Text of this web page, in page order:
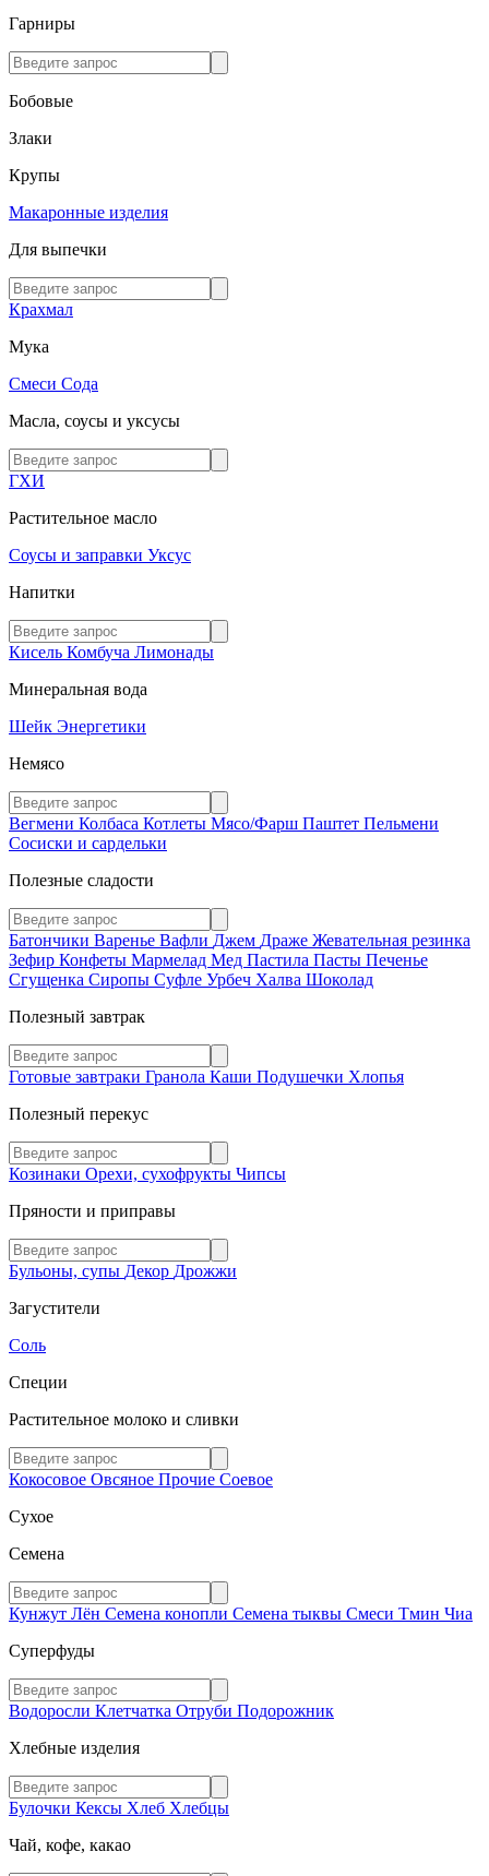
Гарниры
Бобовые
Злаки
Крупы
Макаронные изделия
Для выпечки
Крахмал
Мука
Смеси Сода
Масла, соусы и уксусы
ГХИ
Растительное масло
Соусы и заправки Уксус
Напитки
Кисель Комбуча Лимонады
Минеральная вода
Шейк Энергетики
Немясо
Вегмени Колбаса Котлеты Мясо/Фарш Паштет Пельмени
Сосиски и сардельки
Полезные сладости
Батончики Варенье Вафли Джем Драже Жевательная резинка
Зефир Конфеты Мармелад Мед Пастила Пасты Печенье
Сгущенка Сиропы Суфле Урбеч Халва Шоколад
Полезный завтрак
Готовые завтраки Гранола Каши Подушечки Хлопья
Полезный перекус
Козинаки Орехи, сухофрукты Чипсы
Пряности и приправы
Бульоны, супы Декор Дрожжи
Загустители
Соль
Специи
Растительное молоко и сливки
Кокосовое Овсяное Прочие Соевое
Сухое
Семена
Кунжут Лён Семена конопли Семена тыквы Смеси Тмин Чиа
Суперфуды
Водоросли Клетчатка Отруби Подорожник
Хлебные изделия
Булочки Кексы Хлеб Хлебцы
Чай, кофе, какао